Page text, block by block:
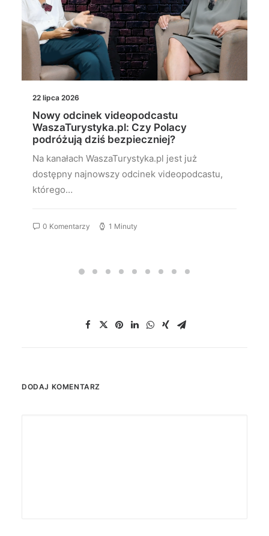
22 lipca 2026
Nowy odcinek videopodcastu
WaszaTurystyka.pl: Czy Polacy
podróżują dziś bezpieczniej?
Na kanałach WaszaTurystyka.pl jest już
dostępny najnowszy odcinek videopodcastu,
którego…
0 Komentarzy 1 Minuty
DODAJ KOMENTARZ